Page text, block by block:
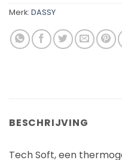
Merk: DASSY
BESCHRIJVING
Tech Soft, een